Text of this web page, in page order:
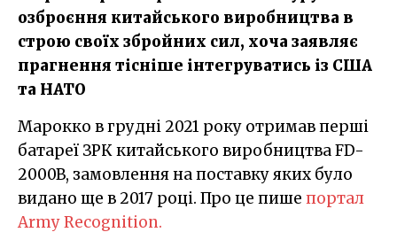
озброєння китайського виробництва в
строю своїх збройних сил, хоча заявляє
прагнення тісніше інтегруватись із США
та НАТО
Марокко в грудні 2021 року отримав перші
батареї ЗРК китайського виробництва FD-
2000B, замовлення на поставку яких було
видано ще в 2017 році. Про це пише портал
Army Recognition.